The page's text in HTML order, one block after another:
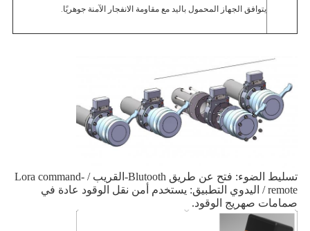
يتوافق الجهاز المحمول باليد مع مقاومة الانفجار الآمنة جوهريًا.
تسليط الضوء: فتح عن طريق Blutooth-القريب / Lora command-
صمامات صهريج الوقود.